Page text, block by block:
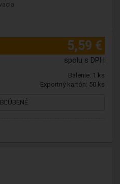
5,59 €
spolu s DPH
Balenie: 1 ks
Exportný kartón: 50 ks